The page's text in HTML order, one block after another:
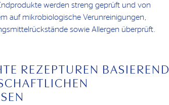
werden streng geprüft und von
auf mikrobiologische Verunreinigungen,
sowie Allergen überprüft.
REZEPTUREN BASIEREND